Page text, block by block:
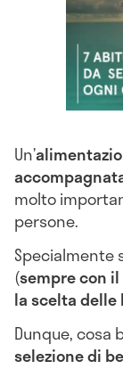
Un’
molto
persone.
Specialmente
(sempre con
la scelta delle
Dunque, cosa
selezione di